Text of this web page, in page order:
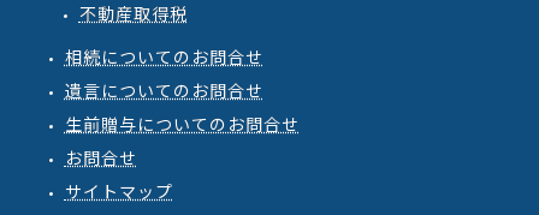
不動産取得税
相続についてのお問合せ
遺言についてのお問合せ
生前贈与についてのお問合せ
お問合せ
サイトマップ